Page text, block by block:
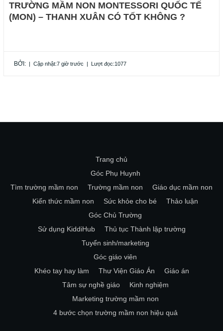
TRƯỜNG MẦM NON MONTESSORI QUỐC TẾ
(MON) – THANH XUÂN CÓ TỐT KHÔNG ?
BỞI: | Cập nhật:7 giờ trước | Lượt đọc:1077
Trang chủ
Góc Phụ Huynh
Tìm trường mầm non
Trường mầm non
Giáo dục mầm non
Kiến thức mầm non
Sức khỏe cho bé
Thảo luận
Góc Chủ Trường
Sử dụng KiddiHub
Thủ tục Thành lập trường
Tuyển sinh/marketing
Góc giáo viên
Khéo tay hay làm
Thư Viện Giáo Án
Giáo án
Tâm sự nghề giáo
Kinh nghiệm
Marketing trường mầm non
4 bước chọn trường mầm non hiệu quả